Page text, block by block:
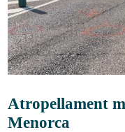
Atropellament
Menorca